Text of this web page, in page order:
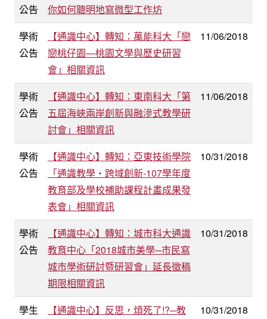
公告
你如何聰明地寫微型工作坊
學術
公告
【通識中心】轉知：萬能科大「戀
戀桃仔園—桃園文學與歷史研習
會」相關資訊
11/06/2018
學術
公告
【通識中心】轉知：東南科大「第
五屆海峽兩岸創新與融滲式教學研
討會」相關資訊
11/06/2018
學術
公告
【通識中心】轉知：亞東技術學院
「通識教學‧跨域創新-107學年度
教育部及學校補助課程計畫成果發
表會」相關資訊
10/31/2018
學術
公告
【通識中心】轉知：城市科大通識
教育中心「2018城市美學─市民寫
城市學術研討暨研習會」延長徵稿
期限相關資訊
10/31/2018
學生
【通識中心】反思，煩死了!?─教
10/31/2018